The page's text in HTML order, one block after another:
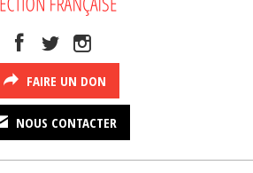
FAIRE UN DON
NOUS CONTACTER